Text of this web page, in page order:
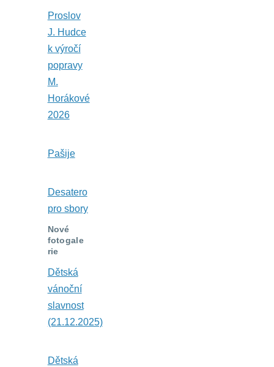
Proslov
J. Hudce
k výročí
popravy
M.
Horákové
2026
Pašije
Desatero
pro sbory
Nové
fotogale
rie
Dětská
vánoční
slavnost
(21.12.2025)
Dětská